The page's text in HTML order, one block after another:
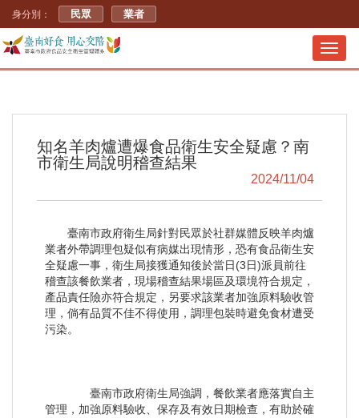
身分別： 民眾 業者
知名羊肉爐遭爆食品衛生安全疑慮？南
市衛生局說明稽查結果
2024/11/04
臺南市政府衛生局針對民眾於社群媒體反映羊肉爐
業者外帶調理包疑似有病媒出現情形，恐有食品衛生安
全疑慮一事，衛生局接獲通知後於當日(3日)派員前往
稽查該餐飲業者，現場稽查結果場區及環境符合規定，
產品責任險亦符合規定，另要求該業者加強原料驗收管
理，倘有品質不佳不得使用，調理包裝時避免食材遭受
污染。
臺南市政府衛生局強調，餐飲業者應落實自主
管理，加強原料驗收、保存及有效日期檢查，有助於確